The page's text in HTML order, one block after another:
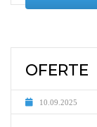
OFERTE
10.09.2025